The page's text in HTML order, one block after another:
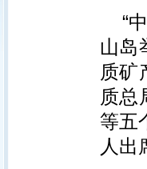
“
山岛
质矿
质总
等五
人出